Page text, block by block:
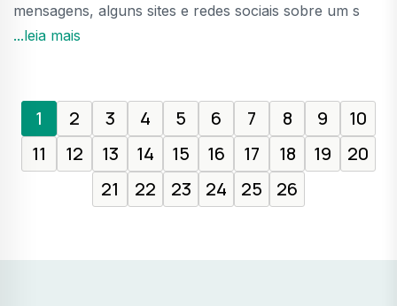
mensagens, alguns sites e redes sociais sobre um s
...leia mais
1 2 3 4 5 6 7 8 9
10
11
12 13 14 15 16 17 18 19
20
21
22 23 24 25 26